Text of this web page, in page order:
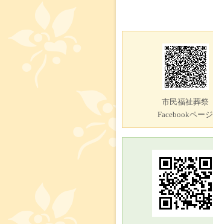
市民福祉葬祭
Facebookページ